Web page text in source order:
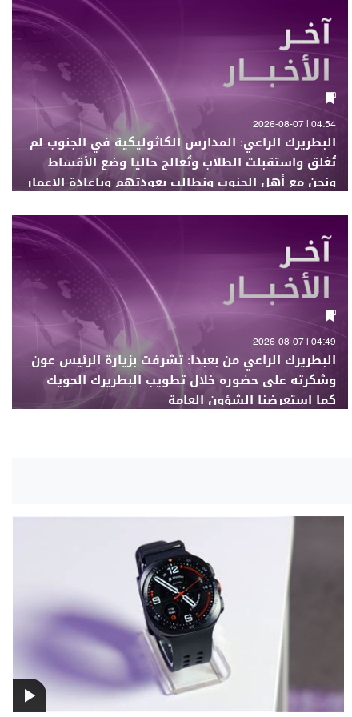
04:54 | 2026-08-07
البطريرك الراعي: المدارس الكاثوليكية في الجنوب لم
تُغلق واستقبلت الطلاب وتُعالج حاليا وضع الأقساط
ونحن مع أهل الجنوب ونطالب بعودتهم وبإعادة الإعمار
04:49 | 2026-08-07
البطريرك الراعي من بعبدا: تشرفت بزيارة الرئيس عون
وشكرته على حضوره خلال تطويب البطريرك الحويك
كما استعرضنا الشؤون العامة